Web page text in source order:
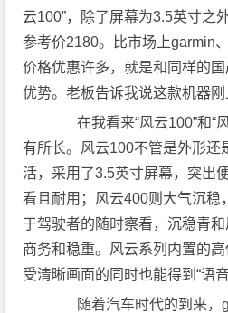
云100”，除了屏幕为3.5英寸之
参考价2180。比市场上garmin
价格优惠许多，就是和同样的
优势。老板告诉我说这款机器刚
在我看来“风云100”和“
有所长。风云100不管是外形还
活，采用了3.5英寸屏幕，突出
看且耐用；风云400则大气沉稳
于驾驶者的随时察看，沉稳青
商务和稳重。风云系列内置的
受清晰画面的同时也能得到“语
随着汽车时代的到来，